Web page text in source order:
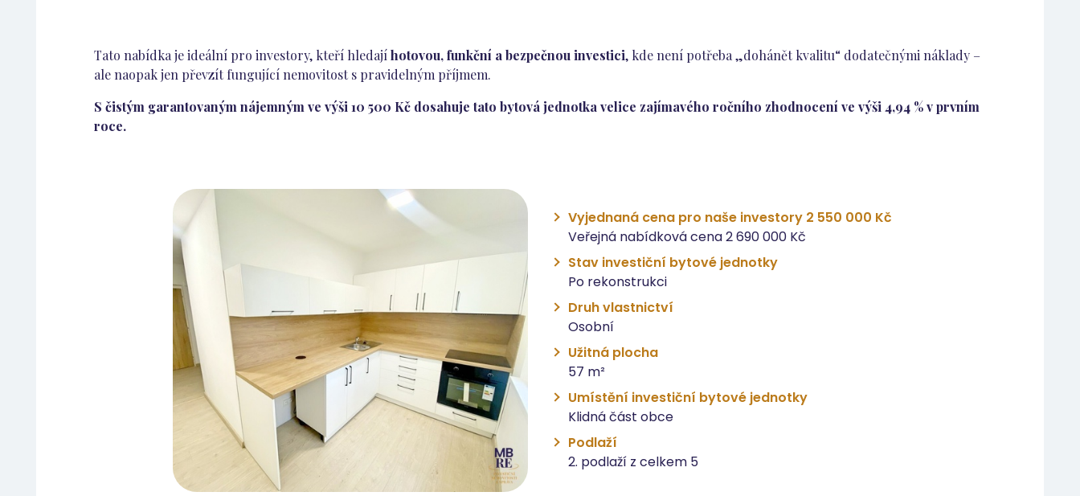
Tato nabídka je ideální pro investory, kteří hledajíhotovou, funkční a bezpečnou investici, kde není potřeba „dohánět kvalitu“ dodatečnými náklady –
ale naopak jen převzít fungující nemovitost s pravidelným příjmem.
S čistým garantovaným nájemným ve výši 10 500 Kč dosahuje tato bytová jednotka velice zajímavého ročního zhodnocení ve výši 4,94 % v prvním
roce.
Vyjednaná cena pro naše investory 2 550 000 Kč
Veřejná nabídková cena 2 690 000 Kč
Stav investiční bytové jednotky
Po rekonstrukci
Druh vlastnictví
Osobní
Užitná plocha
57 m²
Umístění investiční bytové jednotky
Klidná část obce
Podlaží
2. podlaží z celkem 5